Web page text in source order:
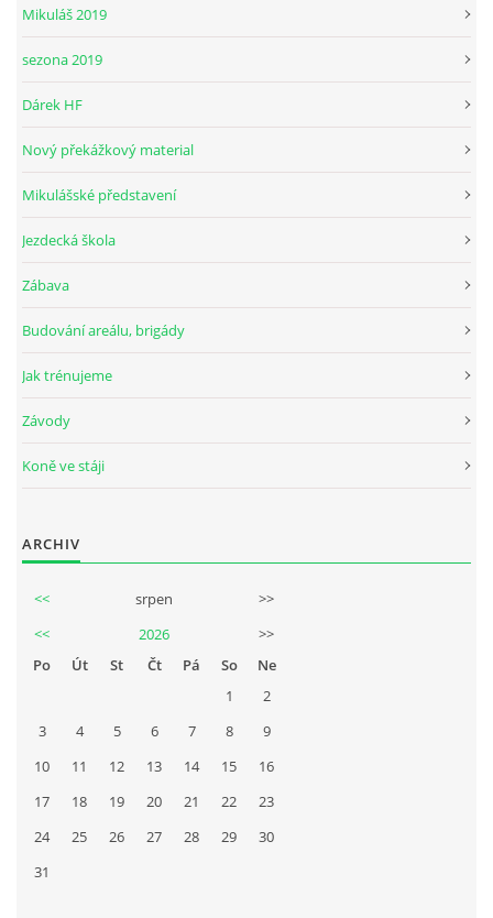
Mikuláš 2019
sezona 2019
Dárek HF
Nový překážkový material
Mikulášské představení
Jezdecká škola
Zábava
Budování areálu, brigády
Jak trénujeme
Závody
Koně ve stáji
ARCHIV
<< srpen
>>
<<
2026
>>
Po
Út St Čt Pá So
Ne
1
2
3
4 5 6 7 8
9
10
11 12 13 14 15
16
17
18 19 20 21 22
23
24
25 26 27 28 29
30
31